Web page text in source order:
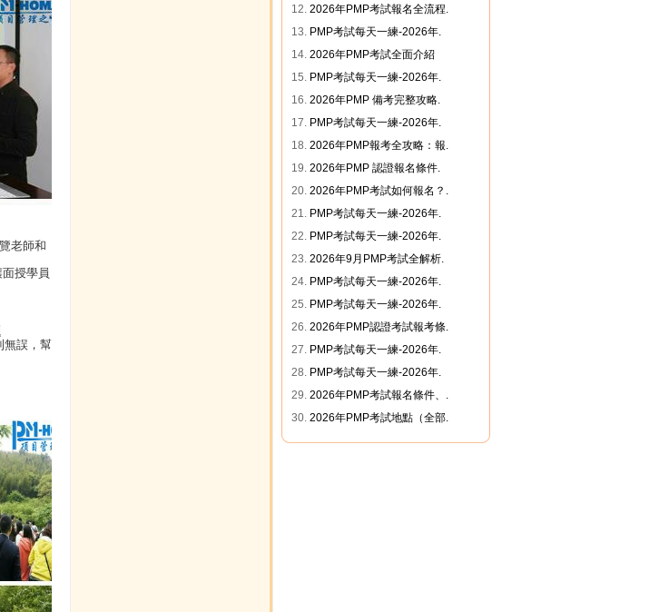
老師和
授學員
誤，幫
12. 2026年PMP考試報名全流程.
13. PMP考試每天一練-2026年.
14. 2026年PMP考試全面介紹
15. PMP考試每天一練-2026年.
16. 2026年PMP 備考完整攻略.
17. PMP考試每天一練-2026年.
18. 2026年PMP報考全攻略：報.
19. 2026年PMP 認證報名條件.
20. 2026年PMP考試如何報名？.
21. PMP考試每天一練-2026年.
22. PMP考試每天一練-2026年.
23. 2026年9月PMP考試全解析.
24. PMP考試每天一練-2026年.
25. PMP考試每天一練-2026年.
26. 2026年PMP認證考試報考條.
27. PMP考試每天一練-2026年.
28. PMP考試每天一練-2026年.
29. 2026年PMP考試報名條件、.
30. 2026年PMP考試地點（全部.